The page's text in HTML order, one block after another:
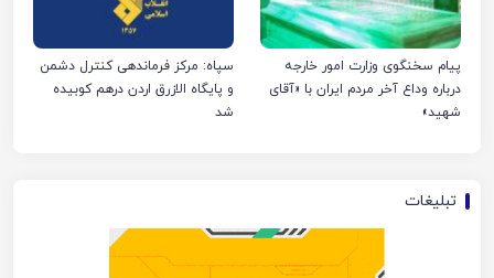
پیام سخنگوی وزارت امور خارجه
درباره وداع آخر مردم ایران با «آقای
شهید»
سپاه: مرکز فرماندهی کنترل دشمن
و پایگاه الازرق اردن درهم کوبیده
شد
تبلیغات